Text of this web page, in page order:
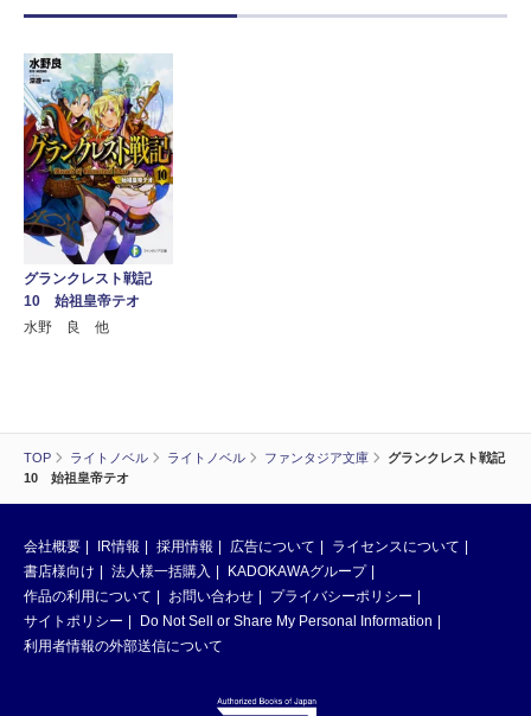
TOP ライトノベル ライトノベル ファンタジア文庫
グランクレスト戦記
10 始祖皇帝テオ
グランクレスト戦記
10 始祖皇帝テオ
水野 良 他
会社概要 IR情報 採用情報 広告について
ライセンスについて
書店様向け
法人様一括購入
KADOKAWAグループ
作品の利用について
お問い合わせ
プライバシーポリシー
サイトポリシー
Do Not Sell or Share My Personal Information
利用者情報の外部送信について